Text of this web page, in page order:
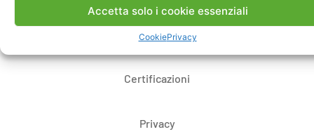
Accetta solo i cookie essenziali
CookiePrivacy
Whistleblowing
Certificazioni
Privacy